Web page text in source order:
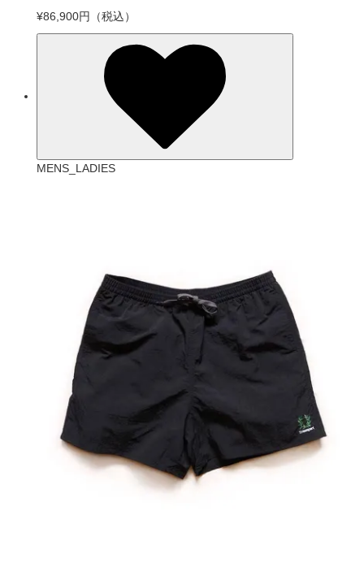
¥86,900円
（税込）
MENS_LADIES